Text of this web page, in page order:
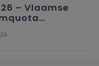
– Vlaamse